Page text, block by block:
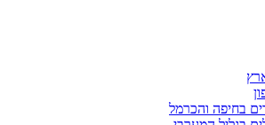
בחיפה והכרמל